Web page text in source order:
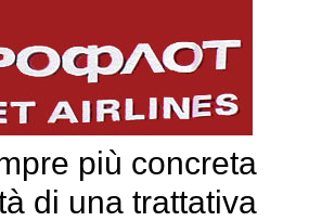
più concreta
di una trattativa